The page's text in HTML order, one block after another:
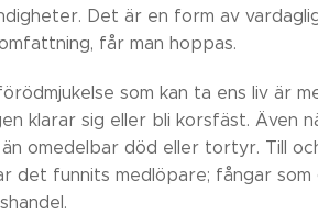
Det är en form av
får man hoppas.
som kan ta ens liv är
klarar sig eller bli korsfäst. Även
omedelbar död eller tortyr. Till
det funnits medlöpare; fångar